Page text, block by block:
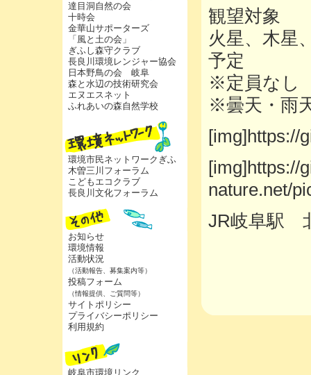
達目洞自然の会
十時会
金華山サポーターズ
「風と土の会」
ぎふし森守クラブ
長良川環境レンジャー協会
日本野鳥の会 岐阜
森と水辺の技術研究会
エヌエスネット
ふれあいの森自然学校
環境市民ネットワークぎふ
木曽三川フォーラム
こどもエコクラブ
長良川文化フォーラム
お知らせ
環境情報
活動状況
（活動報告、募集案内等）
投稿フォーム
（情報提供、ご質問等）
サイトポリシー
プライバシーポリシー
利用規約
岐阜市環境リンク
観望対象
火星、木星
予定
※定員なし
※曇天・雨
[img]https://
[img]https://
nature.net/
JR岐阜駅